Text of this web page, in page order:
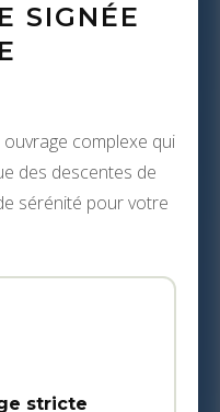
SIGNÉE
complexe qui
des descentes de
sérénité pour votre
stricte